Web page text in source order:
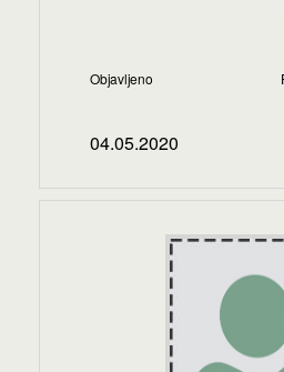
Objavljeno
04.05.2020